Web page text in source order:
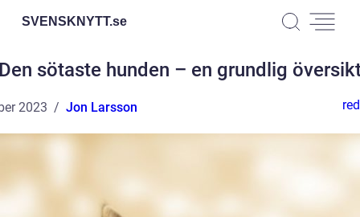
SVENSKNYTT.se
sötaste hunden – en grundlig
2023 Jon Larsson